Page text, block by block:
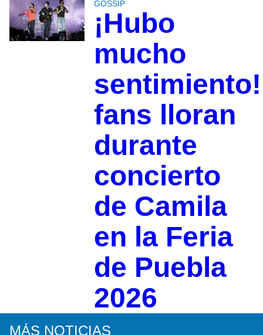
GOSSIP
¡Hubo
mucho
fans lloran
durante
concierto
de Camila
en la Feria
de Puebla
2026
MÁS NOTICIAS